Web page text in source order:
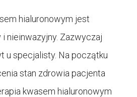
hialuronowym jest
nieinwazyjny. Zazwyczaj
u specjalisty. Na początku
stan zdrowia pacjenta
kwasem hialuronowym